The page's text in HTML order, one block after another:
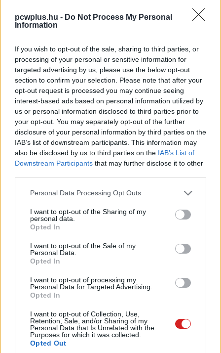
pcwplus.hu - Do Not Process My Personal
Information
If you wish to opt-out of the sale, sharing to third parties, or
processing of your personal or sensitive information for
targeted advertising by us, please use the below opt-out
section to confirm your selection. Please note that after your
opt-out request is processed you may continue seeing
interest-based ads based on personal information utilized by
us or personal information disclosed to third parties prior to
your opt-out. You may separately opt-out of the further
disclosure of your personal information by third parties on the
IAB’s list of downstream participants. This information may
also be disclosed by us to third parties on the IAB’s List of
Downstream Participants that may further disclose it to other
Please note that this website/app uses one or more Google
not limited to your visit or usage behaviour. You may click to
grant or deny consent to Google and its third-party tags to
use your data for below specified purposes in below Google
consent section.
Personal Data Processing Opt Outs
I want to opt-out of the Sharing of my
personal data.
Opted In
I want to opt-out of the Sale of my
Personal Data.
Opted In
I want to opt-out of processing my
Personal Data for Targeted Advertising.
Opted In
I want to opt-out of Collection, Use,
Retention, Sale, and/or Sharing of my
Personal Data that Is Unrelated with the
Purposes for which it was collected.
Opted Out
gyorsabb, mint a korábbi kb. 20 MHz-es maximum,
mondja Victor Krutul, az Intel szilíciumos foton
A modulátor lényegében redőnyként működik, amely
időnként blokkolja a fénynyalábot, a keletkező
fényimpulzusok pedig a kettes számrendszer
számjegyeinek megfelelően létrehozzák az adatokat. Az
optikai eszközök sokkal nagyobb sávszélességet
biztosítanak, mint a rézvezetékek, kisebb interferenciát is
okoznak, de hihetetlenül drágák a hozzájuk felhasznált
egzotikus anyagok miatt. Ezeket szilíciummal kiváltva az
Intel csökkenteni tudja a modulátoronkénti költségeket,
mint ahogy annak idején a tranzisztorok előállítási
csökkenthető az optikai eszköz mérete, hogy előbb
használni.
Pulzusméréssel segíti a biztonságos mozgást az új
4 és egy 8 km-es egészségügyi tanösvény nyílt
Balatonalmádiban.
#cikk